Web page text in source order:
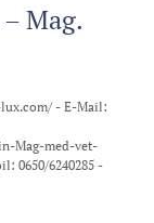
Mag.
- E-Mail:
Mag-med-vet-
0650/6240285 -